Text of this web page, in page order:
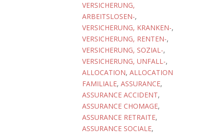
VERSICHERUNG,
ARBEITSLOSEN-,
VERSICHERUNG, KRANKEN-,
VERSICHERUNG, RENTEN-,
VERSICHERUNG, SOZIAL-,
VERSICHERUNG, UNFALL-,
ALLOCATION, ALLOCATION
FAMILIALE, ASSURANCE,
ASSURANCE ACCIDENT,
ASSURANCE CHOMAGE,
ASSURANCE RETRAITE,
ASSURANCE SOCIALE,